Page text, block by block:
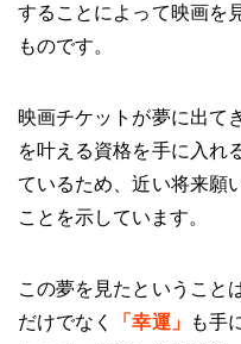
することによって映画を
ものです。
映画チケットが夢に出て
を叶える資格を手に入れ
ているため、近い将来願
ことを示しています。
この夢を見たということ
だけでなく
「幸運」
も手